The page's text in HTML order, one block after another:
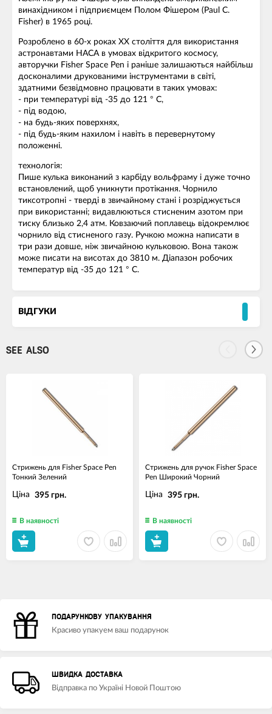
винахідником і підприємцем Полом Фішером (Paul C.
Fisher) в 1965 році.
Розроблено в 60-х роках ХХ століття для використання
астронавтами НАСА в умовах відкритого космосу,
авторучки Fisher Space Pen і раніше залишаються найбільш
досконалими друкованими інструментами в світі,
здатними безвідмовно працювати в таких умовах:
- при температурі від -35 до 121 ° С,
- під водою,
- на будь-яких поверхнях,
- під будь-яким нахилом і навіть в перевернутому
положенні.
технологія:
Пише кулька виконаний з карбіду вольфраму і дуже точно
встановлений, щоб уникнути протікання. Чорнило
тиксотропні - тверді в звичайному стані і розріджується
при використанні; видавлюються стисненим азотом при
тиску близько 2,4 атм. Ковзаючий поплавець відокремлює
чорнило від стисненого газу. Ручкою можна написати в
три рази довше, ніж звичайною кульковою. Вона також
може писати на висотах до 3810 м. Діапазон робочих
температур від -35 до 121 ° C.
ВІДГУКИ
SEE ALSO
Стрижень для Fisher Space Pen
Тонкий Зелений
Ціна 395 грн.
В наявності
Стрижень для ручок Fisher Space
Pen Широкий Чорний
Ціна 395 грн.
В наявності
ПОДАРУНКОВУ УПАКУВАННЯ
Красиво упакуем ваш подарунок
ШВИДКА ДОСТАВКА
Відправка по Україні Новой Поштою